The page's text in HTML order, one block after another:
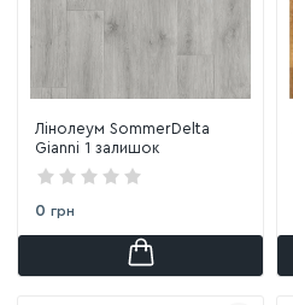
Лінолеум SommerDelta
Gianni 1 залишок
0 грн